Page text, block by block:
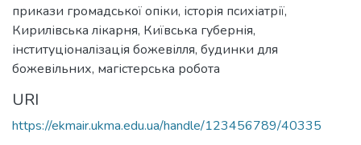
прикази громадської опіки, історія психіатрії,
Кирилівська лікарня, Київська губернія,
інституціоналізація божевілля, будинки для
божевільних, магістерська робота
URI
https://ekmair.ukma.edu.ua/handle/123456789/40335